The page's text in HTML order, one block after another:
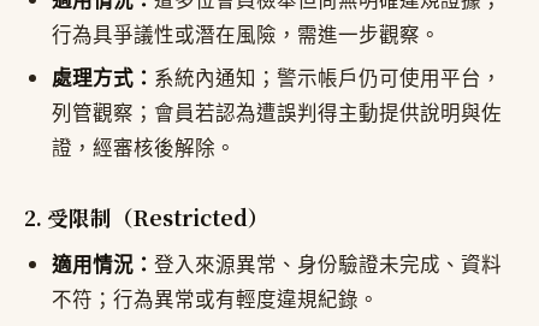
行為具爭議性或潛在風險，需進一步觀察。
處理方式： 系統內通知；警示帳戶仍可使用平台，
列管觀察；會員若認為遭誤判得主動提供說明與佐
證，經審核後解除。
2. 受限制（Restricted）
適用情況：登入來源異常、身份驗證未完成、資料
不符；行為異常或有輕度違規紀錄。